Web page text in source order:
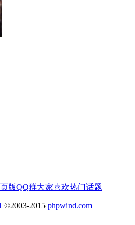
版QQ群大家喜欢热门话题
©2003-2015 phpwind.com